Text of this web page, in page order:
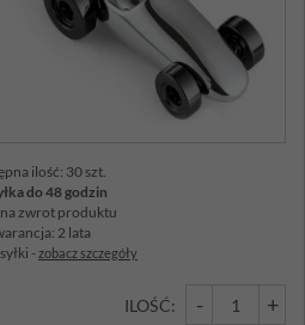
ilość: 30 szt.
do 48 godzin
zwrot produktu
2 lata
-zobacz szczegóły
ILOŚĆ: - +